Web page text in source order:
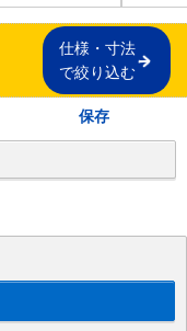
仕様・寸法
で絞り込む
保存